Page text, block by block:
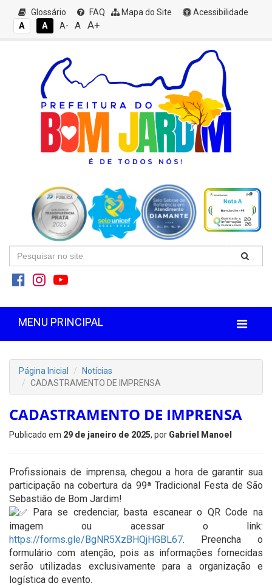
Glossário FAQ Mapa do Site
Acessibilidade
A
A A- A A+
MENU PRINCIPAL
Página Inicial
Notícias
CADASTRAMENTO DE IMPRENSA
CADASTRAMENTO DE IMPRENSA
Publicado em 29 de janeiro de 2025, por Gabriel Manoel
Profissionais de imprensa, chegou a hora de garantir sua
participação na cobertura da 99ª Tradicional Festa de São
Sebastião de Bom Jardim!
Para se credenciar, basta escanear o QR Code na
imagem ou acessar o link:
https://forms.gle/BgNR5XzBHQjHGBL67. Preencha o
formulário com atenção, pois as informações fornecidas
serão utilizadas exclusivamente para a organização e
logística do evento.